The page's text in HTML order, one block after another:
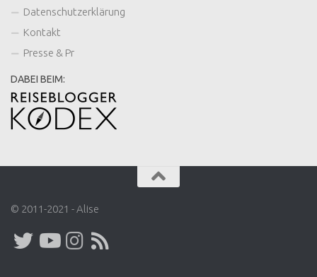
Datenschutzerklärung
Kontakt
Presse & Pr
DABEI BEIM:
© 2011-2021 - Alise